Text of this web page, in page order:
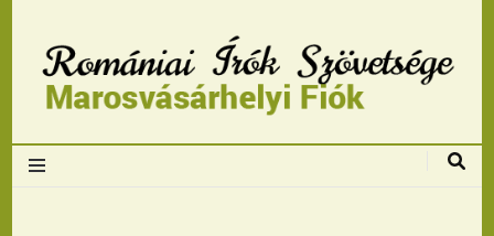
Romániai Írók